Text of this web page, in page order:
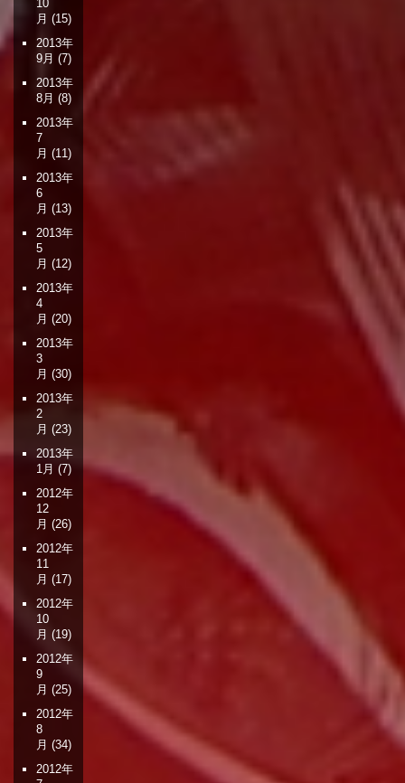
10
月 (15)
2013年
9月 (7)
2013年
8月 (8)
2013年
7
月 (11)
2013年
6
月 (13)
2013年
5
月 (12)
2013年
4
月 (20)
2013年
3
月 (30)
2013年
2
月 (23)
2013年
1月 (7)
2012年
12
月 (26)
2012年
11
月 (17)
2012年
10
月 (19)
2012年
9
月 (25)
2012年
8
月 (34)
2012年